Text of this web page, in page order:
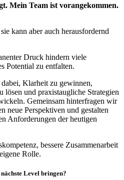
Mein Team ist vorangekommen.
kann aber auch herausfordernd
Druck hindern viele
Potential zu entfalten.
Klarheit zu gewinnen,
lösen und praxistaugliche Strategien
Gemeinsam hinterfragen wir
neue Perspektiven und gestalten
Anforderungen der heutigen
bessere Zusammenarbeit
Rolle.
Level bringen?